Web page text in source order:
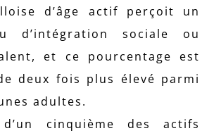
d’âge actif perçoit un
d’intégration sociale ou
et ce pourcentage est
deux fois plus élevé parmi
adultes.
cinquième des actifs